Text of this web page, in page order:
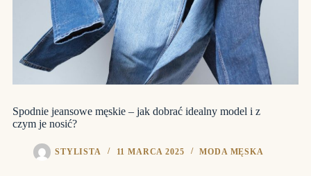
Spodnie jeansowe męskie – jak dobrać idealny model i z
czym je nosić?
STYLISTA 11 MARCA 2025 MODA MĘSKA